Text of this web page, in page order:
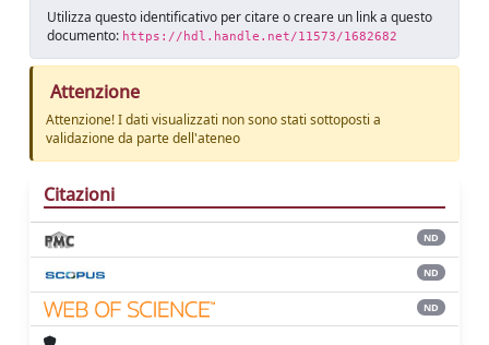
Utilizza questo identificativo per citare o creare un link a questo
documento: https://hdl.handle.net/11573/1682682
Attenzione
Attenzione! I dati visualizzati non sono stati sottoposti a
validazione da parte dell'ateneo
Citazioni
ND
ND
ND